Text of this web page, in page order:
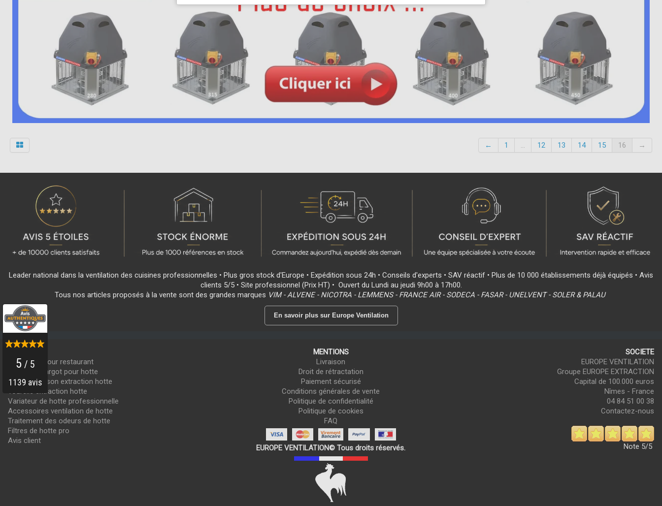
← 1 ... 12 13 14 15 16 →
Leader national dans la ventilation des cuisines professionnelles • Plus gros stock d'Europe • Expédition sous 24h • Conseils d'experts • SAV réactif • Plus de 10 000 établissements déjà équipés • Avis
clients 5/5 • Site professionnel (Prix HT) • Ouvert du Lundi au jeudi 9h00 à 17h00.
Tous nos articles proposés à la vente sont des grandes marques VIM - ALVENE - NICOTRA - LEMMENS - FRANCE AIR - SODECA - FASAR - UNELVENT - SOLER & PALAU
En savoir plus sur Europe Ventilation
Hotte inox pour restaurant
Moteur escargot pour hotte
Moteur caisson extraction hotte
Tourelle extraction hotte
Variateur de hotte professionnelle
Accessoires ventilation de hotte
Traitement des odeurs de hotte
Filtres de hotte pro
Avis client
MENTIONS
Livraison
Droit de rétractation
Paiement sécurisé
Conditions générales de vente
Politique de confidentialité
Politique de cookies
FAQ
EUROPE VENTILATION© Tous droits réservés.
SOCIETE
EUROPE VENTILATION
Groupe EUROPE EXTRACTION
Capital de 100.000 euros
Nîmes - France
04 84 51 00 38
Contactez-nous
Note 5/5